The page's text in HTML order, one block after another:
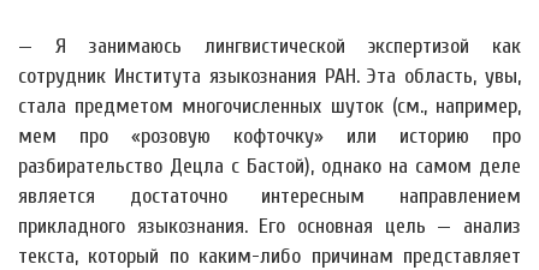
— Я занимаюсь лингвистической экспертизой как
сотрудник Института языкознания РАН. Эта область, увы,
стала предметом многочисленных шуток (см., например,
мем про «розовую кофточку» или историю про
разбирательство Децла с Бастой), однако на самом деле
является достаточно интересным направлением
прикладного языкознания. Его основная цель — анализ
текста, который по каким-либо причинам представляет